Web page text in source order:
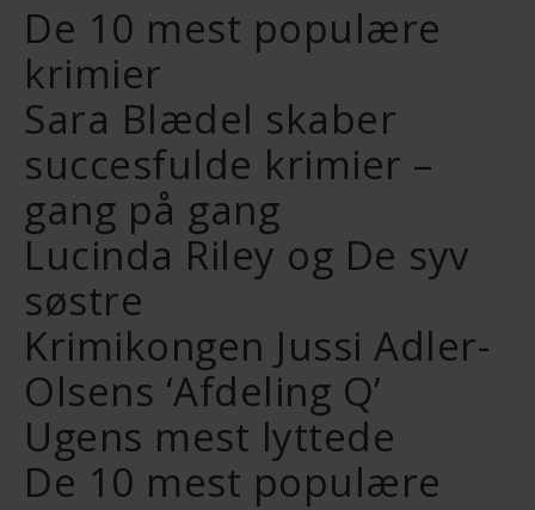
De 10 mest populære
krimier
Sara Blædel skaber
succesfulde krimier –
gang på gang
Lucinda Riley og De syv
søstre
Krimikongen Jussi Adler-
Olsens ‘Afdeling Q’
Ugens mest lyttede
De 10 mest populære